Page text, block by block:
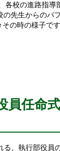
校の進路指導
先生からのパ
の時の様子で
員任命式
、執行部役員